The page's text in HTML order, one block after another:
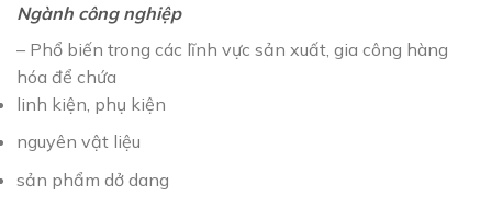
Ngành công nghiệp
– Phổ biến trong các lĩnh vực sản xuất, gia công hàng
hóa để chứa
linh kiện, phụ kiện
nguyên vật liệu
sản phẩm dở dang